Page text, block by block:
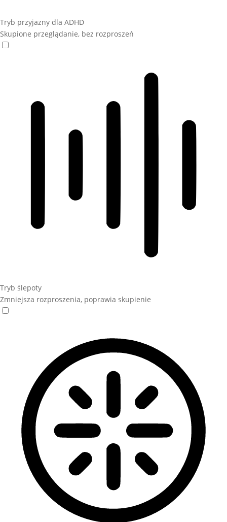
Tryb przyjazny dla ADHD
Skupione przeglądanie, bez rozproszeń
Tryb ślepoty
Zmniejsza rozproszenia, poprawia skupienie